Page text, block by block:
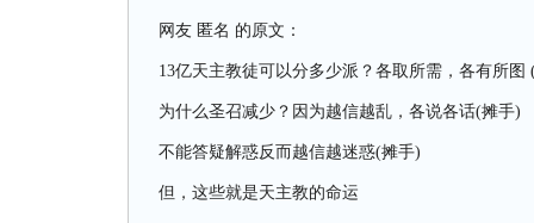
网友 匿名 的原文：
13亿天主教徒可以分多少派？各取所需，各有所图
为什么圣召减少？因为越信越乱，各说各话(摊手)
不能答疑解惑反而越信越迷惑(摊手)
但，这些就是天主教的命运